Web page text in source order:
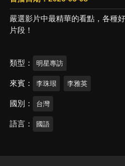
嚴選影片中最精華的看點，各種
片段！
類型 明星專訪
來賓 李珠珢 李雅英
國別 台灣
語言 國語